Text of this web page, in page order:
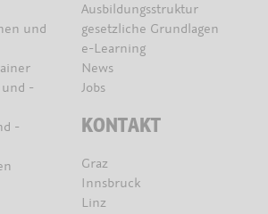
und
-
-
Ausbildungsstruktur
gesetzliche Grundlagen
e-Learning
News
Jobs
KONTAKT
Graz
Innsbruck
Linz